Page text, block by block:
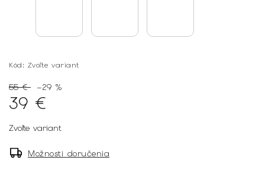
Kód: Zvoľte variant
55 € –29 %
39 €
Zvoľte variant
Možnosti doručenia